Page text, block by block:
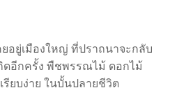
ยอยู่เมืองใหญ่ ที่ปราถนาจะกลับ
ดอีกครั้ง พืชพรรณไม้ ดอกไม้
ยบง่าย ในบั้นปลายชีวิต